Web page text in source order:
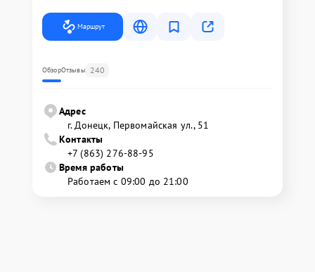
Маршрут
ОбзорОтзывы 240
Адрес
г. Донецк, Первомайская ул., 51
Контакты
+7 (863) 276-88-95
Время работы
Работаем с 09:00 до 21:00